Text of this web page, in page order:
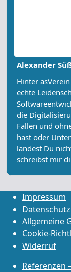
Alexander
Hinter
echte
die
Fallen und
hast oder
landest Du
schreibst mir
Impressum
Datenschutz
Allgemeine
Cookie-
Widerruf
Referenzen